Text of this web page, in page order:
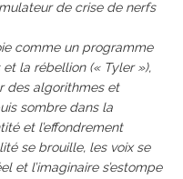
de crise de nerfs
comme un programme
la rébellion (« Tyler »),
des algorithmes et
sombre dans la
et l’effondrement
se brouille, les voix se
et l’imaginaire s’estompe